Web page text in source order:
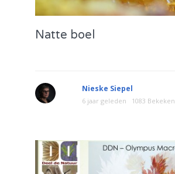
Natte boel
Nieske Siepel
6 jaar geleden 1083 Bekeken